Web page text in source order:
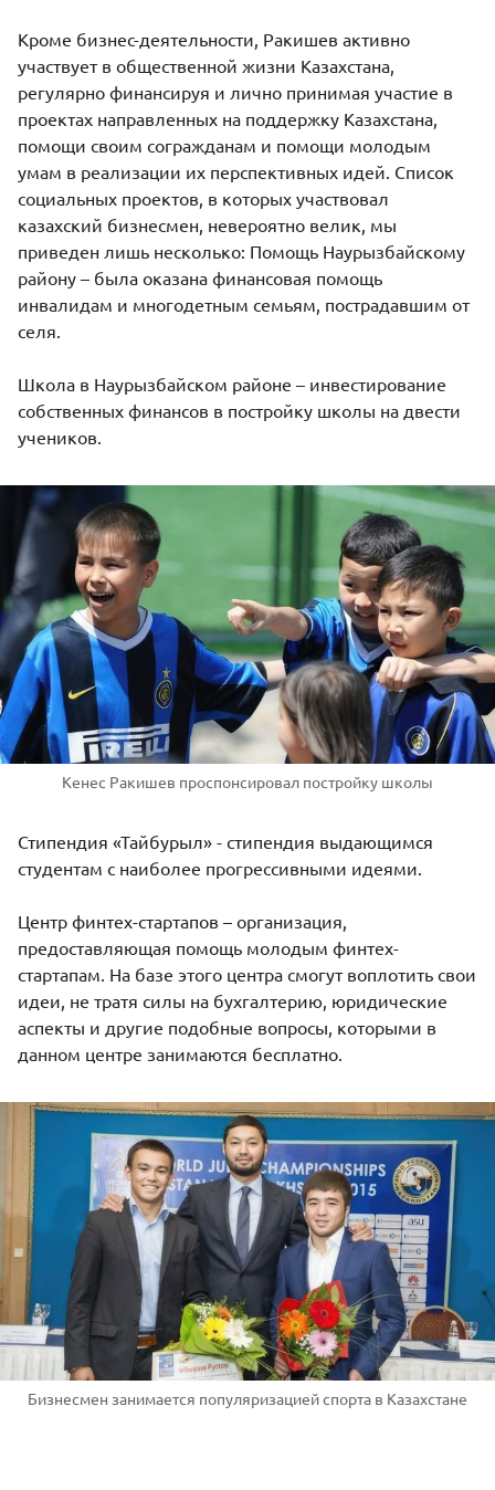
Кроме бизнес-деятельности, Ракишев активно
участвует в общественной жизни Казахстана,
регулярно финансируя и лично принимая участие в
проектах направленных на поддержку Казахстана,
помощи своим согражданам и помощи молодым
умам в реализации их перспективных идей. Список
социальных проектов, в которых участвовал
казахский бизнесмен, невероятно велик, мы
приведен лишь несколько: Помощь Наурызбайскому
району – была оказана финансовая помощь
инвалидам и многодетным семьям, пострадавшим от
селя.
Школа в Наурызбайском районе – инвестирование
собственных финансов в постройку школы на двести
учеников.
Кенес Ракишев проспонсировал постройку школы
Стипендия «Тайбурыл» - стипендия выдающимся
студентам с наиболее прогрессивными идеями.
Центр финтех-стартапов – организация,
предоставляющая помощь молодым финтех-
стартапам. На базе этого центра смогут воплотить свои
идеи, не тратя силы на бухгалтерию, юридические
аспекты и другие подобные вопросы, которыми в
данном центре занимаются бесплатно.
Бизнесмен занимается популяризацией спорта в Казахстане